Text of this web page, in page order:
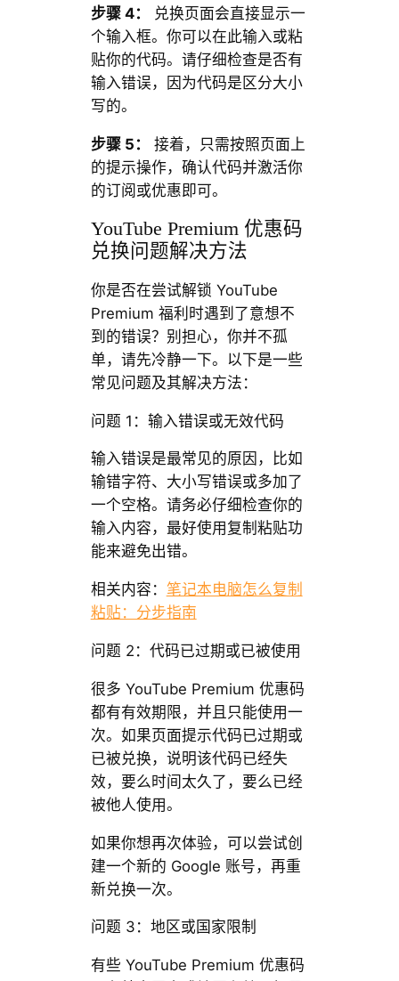
步骤 4：
兑换页面会直接显示一
个输入框。你可以在此输入或粘
贴你的代码。请仔细检查是否有
输入错误，因为代码是区分大小
写的。
步骤 5 ：
接着，只需按照页面上
的提示操作，确认代码并激活你
的订阅或优惠即可。
YouTube Premium 优惠码
兑换问题解决方法
你是否在尝试解锁 YouTube
Premium 福利时遇到了意想不
到的错误？别担心，你并不孤
单，请先冷静一下。以下是一些
常见问题及其解决方法：
问题 1：输入错误或无效代码
输入错误是最常见的原因，比如
输错字符、大小写错误或多加了
一个空格。请务必仔细检查你的
输入内容，最好使用复制粘贴功
能来避免出错。
相关内容： 笔记本电脑怎么复制
粘贴：分步指南
问题 2：代码已过期或已被使用
很多 YouTube Premium 优惠码
都有有效期限，并且只能使用一
次。如果页面提示代码已过期或
已被兑换，说明该代码已经失
效，要么时间太久了，要么已经
被他人使用。
如果你想再次体验，可以尝试创
建一个新的 Google 账号，再重
新兑换一次。
问题 3：地区或国家限制
有些 YouTube Premium 优惠码